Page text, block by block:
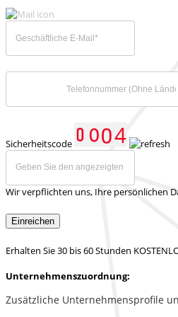
Sicherheitscode
Wir verpflichten uns, Ihre persönlichen
Einreichen
Erhalten Sie 30 bis 60 Stunden
Unternehmenszuordnung:
Zusätzliche Unternehmensprofile